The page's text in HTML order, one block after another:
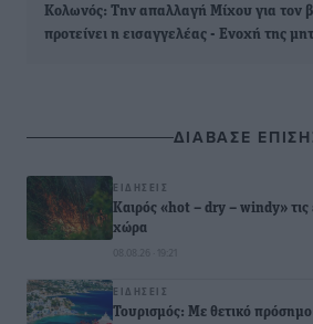
Κολωνός: Την απαλλαγή Μίχου για τον
προτείνει η εισαγγελέας - Ενοχή της
ΔΙΑΒΑΣΕ
ΕΙΔΉΣΕΙΣ
Καιρός «hot – dry – windy»
χώρα
08.08.26 · 19:21
ΕΙΔΉΣΕΙΣ
Τουρισμός: Με θετικό